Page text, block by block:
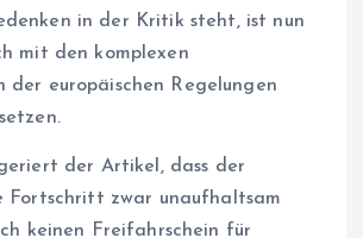
in der Kritik steht, ist nun
mit den komplexen
der europäischen Regelungen
der Artikel, dass der
Fortschritt zwar unaufhaltsam
keinen Freifahrschein für